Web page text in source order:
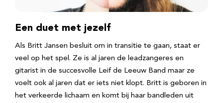
Een duet met jezelf
Als Britt Jansen besluit om in transitie te gaan, staat er
veel op het spel. Ze is al jaren de leadzangeres en
gitarist in de succesvolle Leif de Leeuw Band maar ze
voelt ook al jaren dat er iets niet klopt. Britt is geboren in
het verkeerde lichaam en komt bij haar bandleden uit